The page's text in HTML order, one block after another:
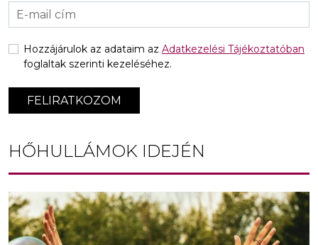
FELIRATKOZOM
Hozzájárulok az adataim az Adatkezelési Tájékoztatóban
foglaltak szerinti kezeléséhez.
HŐHULLÁMOK IDEJÉN